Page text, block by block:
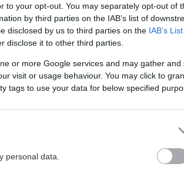
to your opt-out. You may separately opt-out of
by third parties on the IAB’s list of
disclosed by us to third parties on the IAB’s
disclose it to other third parties.
or more Google services and may gather and
visit or usage behaviour. You may click to
tags to use your data for below specified
personal data.